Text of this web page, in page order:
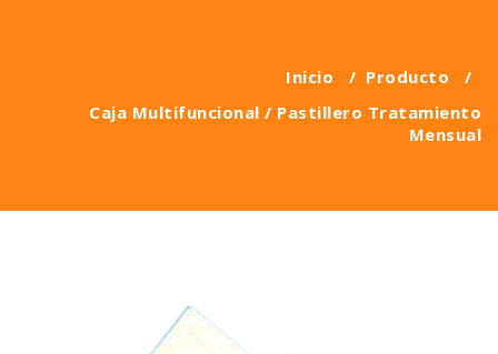
Inicio / Producto /
Caja Multifuncional / Pastillero Tratamiento
Mensual